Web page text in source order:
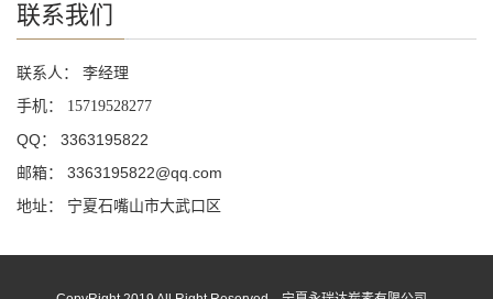
联系我们
联系人： 李经理
手机：
15719528277
QQ： 3363195822
邮箱： 3363195822@qq.com
地址： 宁夏石嘴山市大武口区